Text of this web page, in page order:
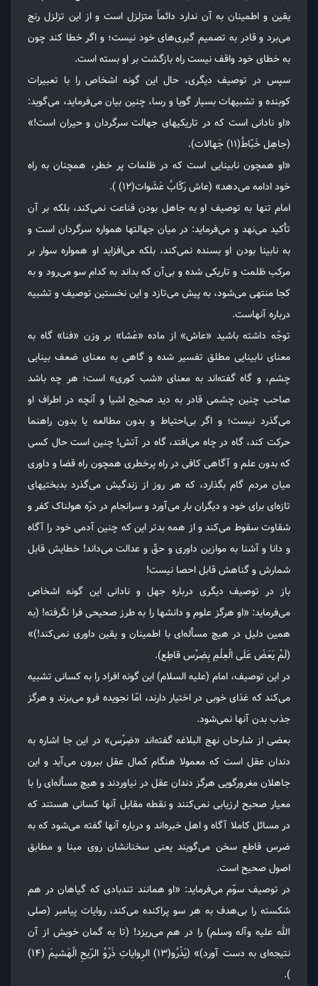
یقین و اطمینان به آن ندارد دائماً متزلزل است و از این تزلزل رنج
می‌برد و قادر به تصمیم گیری‌های خود نیست؛ و اگر خطا کند چون
به خطای خود واقف نیست راه بازگشت بر او بسته است.
سپس در توصیف دیگری، حال این گونه اشخاص را با تعبیرات
کوبنده و تشبیهات بسیار گویا و رسا، چنین بیان می‌فرماید، می‌گوید:
«او نادانی است که در تاریکیهای جهالت سرگردان و حیران است!»
(جاهِل خَبّاطُ(۱۱) جَهالات).
«او همچون نابینایی است که در ظلمات پر خطر، همچنان به راه
خود ادامه می‌دهد» (عاش رَکّابُ عَشَوات(۱۲) ).
امام تنها به توصیف او به جاهل بودن قناعت نمی‌کند، بلکه بر آن
تأکید می‌نهد و می‌فرماید: در میان جهالتها همواره سرگردان است و
به نابینا بودن او بسنده نمی‌کند، بلکه می‌افزاید او همواره سوار بر
مرکب ظلمت و تاریکی شده و بی‌آن که بداند به کدام سو می‌رود و به
کجا منتهی می‌شود، به پیش می‌تازد و این نخستین توصیف و تشبیه
درباره آنهاست.
توجّه داشته باشید «عاش» از ماده «عَشا» بر وزن «فنا» گاه به
معنای نابینایی مطلق تفسیر شده و گاهی به معنای ضعف بینایی
چشم، و گاه گفته‌اند به معنای «شب کوری» است؛ هر چه باشد
صاحب چنین چشمی قادر به دید صحیح اشیا و آنچه در اطراف او
می‌گذرد نیست؛ و اگر بی‌احتیاط و بدون مطالعه یا بدون راهنما
حرکت کند، گاه در چاه می‌افتد، گاه در آتش! چنین است حال کسی
که بدون علم و آگاهی کافی در راه پرخطری همچون راه قضا و داوری
میان مردم گام بگذارد، که هر روز از زندگیش می‌گذرد بدبختیهای
تازه‌ای برای خود و دیگران بار می‌آورد و سرانجام در درّه هولناک کفر و
شقاوت سقوط می‌کند و از همه بدتر این که چنین آدمی خود را آگاه
و دانا و آشنا به موازین داوری و حقّ و عدالت می‌داند! خطایش قابل
شمارش و گناهش قابل احصا نیست!
باز در توصیف دیگری درباره جهل و نادانی این گونه اشخاص
می‌فرماید: «او هرگز علوم و دانشها را به طرز صحیحی فرا نگرفته! (به
همین دلیل در هیچ مسأله‌ای با اطمینان و یقین داوری نمی‌کند!)»
(لَمْ یَعَضَ عَلَی الْعِلْمِ بِضِرْس قاطِع).
در این توصیف، امام (علیه السلام) این گونه افراد را به کسانی تشبیه
می‌کند که غذای خوبی در اختیار دارند، امّا نجویده فرو می‌برند و هرگز
جذب بدن آنها نمی‌شود.
بعضی از شارحان نهج البلاغه گفته‌اند «ضِرْس» در این جا اشاره به
دندان عقل است که معمولا هنگام کمال عقل بیرون می‌آید و این
جاهلان مغرورگویی هرگز دندان عقل در نیاوردند و هیچ مسأله‌ای را با
معیار صحیح ارزیابی نمی‌کنند و نقطه مقابل آنها کسانی هستند که
در مسائل کاملا آگاه و اهل خبره‌اند و درباره آنها گفته می‌شود که به
ضرس قاطع سخن می‌گویند یعنی سخنانشان روی مبنا و مطابق
اصول صحیح است.
در توصیف سوّم می‌فرماید: «او همانند تندبادی که گیاهان در هم
شکسته را بی‌هدف به هر سو پراکنده می‌کند، روایات پیامبر (صلی
الله علیه وآله وسلم) را در هم می‌ریزد! (تا به گمان خویش از آن
نتیجه‌ای به دست آورد)» (یَذْرُو(۱۳) الرِوایاتِ ذَرْوُ الرّیحِ الْهَشیمَ (۱۴)
).